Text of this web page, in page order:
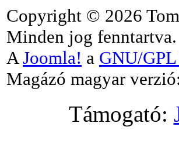
Copyright © 2026
Minden jog fenntartva.
A Joomla! a GNU/
Magázó magyar
Támogató: